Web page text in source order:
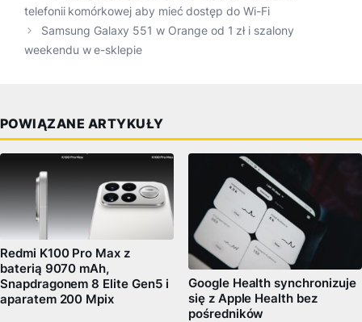
telefonii komórkowej aby mieć dostęp do Wi-Fi
Samsung Galaxy 551 w Orange od 1 zł i szalony
weekendu w e-sklepie
POWIĄZANE ARTYKUŁY
Redmi K100 Pro Max z
baterią 9070 mAh,
Snapdragonem 8 Elite Gen5 i
aparatem 200 Mpix
Google Health synchronizuje
się z Apple Health bez
pośredników